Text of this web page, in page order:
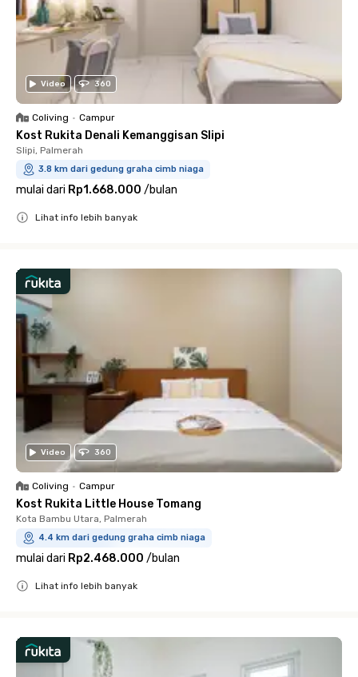
Video 360
Coliving • Campur
Kost Rukita Denali Kemanggisan Slipi
Slipi, Palmerah
3.8 km dari gedung graha cimb niaga
mulai dari Rp1.668.000 /bulan
Lihat info lebih banyak
Video 360
Coliving • Campur
Kost Rukita Little House Tomang
Kota Bambu Utara, Palmerah
4.4 km dari gedung graha cimb niaga
mulai dari Rp2.468.000 /bulan
Lihat info lebih banyak